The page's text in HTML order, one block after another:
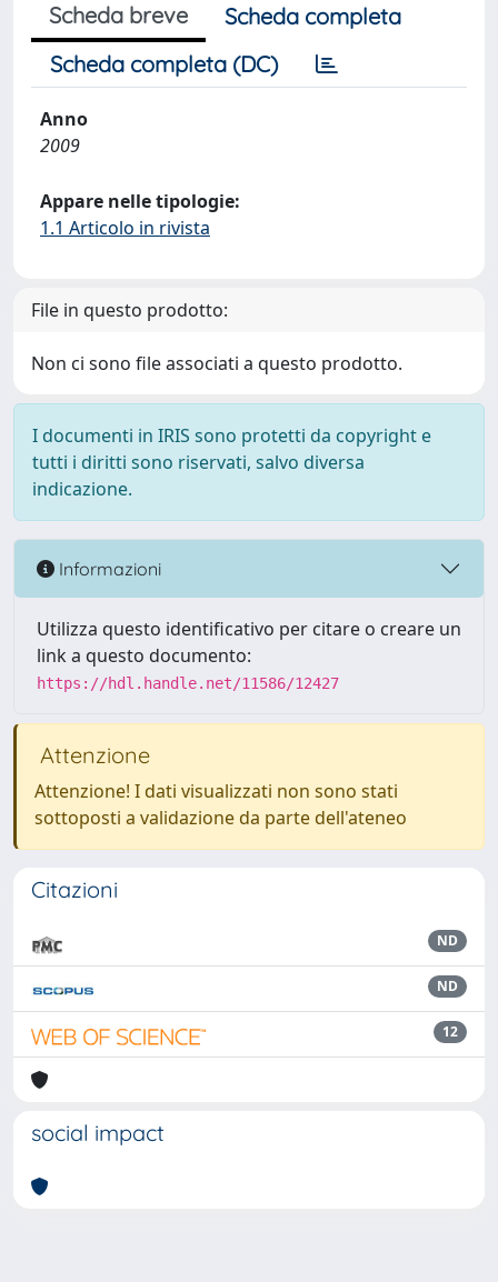
Scheda breve
Scheda completa
Scheda completa (DC)
Anno
2009
Appare nelle tipologie:
1.1 Articolo in rivista
File in questo prodotto:
Non ci sono file associati a questo prodotto.
I documenti in IRIS sono protetti da copyright e
tutti i diritti sono riservati, salvo diversa
indicazione.
Informazioni
Utilizza questo identificativo per citare o creare un
link a questo documento:
https://hdl.handle.net/11586/12427
Attenzione
Attenzione! I dati visualizzati non sono stati
sottoposti a validazione da parte dell'ateneo
Citazioni
ND
ND
12
social impact